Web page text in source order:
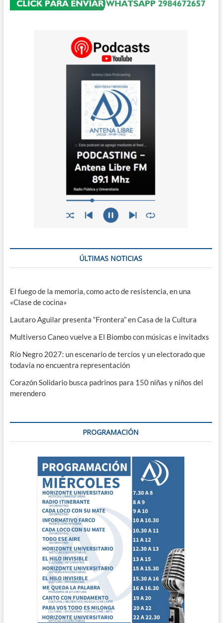
ÚLTIMAS NOTICIAS
El fuego de la memoria, como acto de resistencia, en una
«Clase de cocina»
Lautaro Aguilar presenta “Frontera” en Casa de la Cultura
Multiverso Caneo vuelve a El Biombo con músicas e invitadxs
Río Negro 2027: un escenario de tercios y un electorado que
todavía no encuentra representación
Corazón Solidario busca padrinos para 150 niñas y niños del
merendero
PROGRAMACIÓN